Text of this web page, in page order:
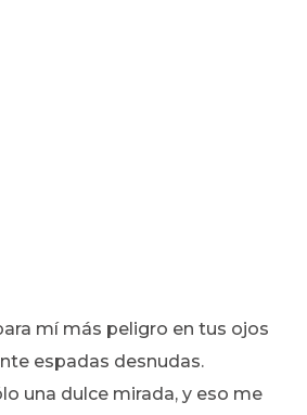
mí más peligro en tus ojos
espadas desnudas.
una dulce mirada, y eso me